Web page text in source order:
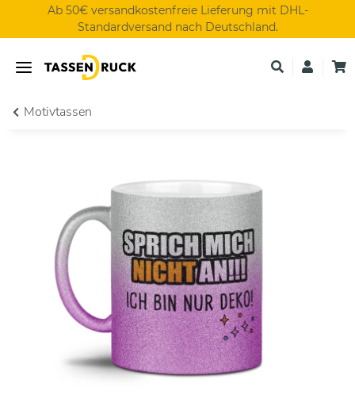
Ab 50€ versandkostenfreie Lieferung mit DHL-
Standardversand nach Deutschland.
Motivtassen